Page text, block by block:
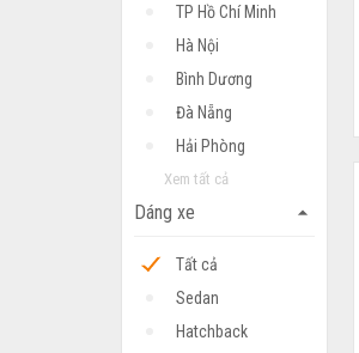
TP Hồ Chí Minh
Hà Nội
Bình Dương
Đà Nẵng
Hải Phòng
Xem tất cả
arrow_drop_up
Dáng xe
Tất cả
Sedan
Hatchback